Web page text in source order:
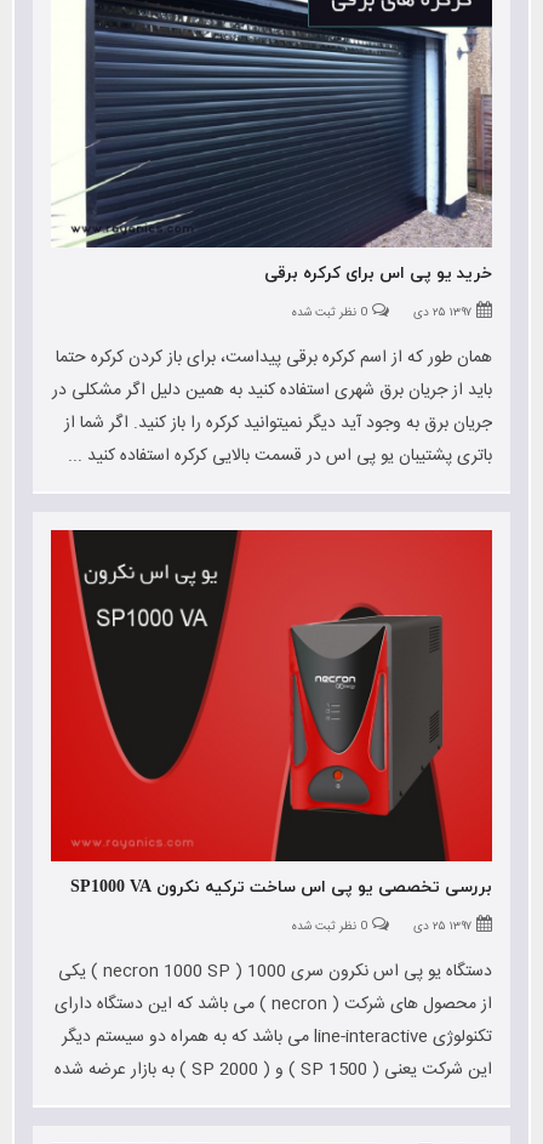
خرید یو پی اس برای کرکره برقی
۱۳۹۷ ۲۵ دی 0 نظر ثبت شده
همان طور که از اسم کرکره برقی پیداست، برای باز کردن کرکره حتما
باید از جریان برق شهری استفاده کنید به همین دلیل اگر مشکلی در
جریان برق به وجود آید دیگر نمیتوانید کرکره را باز کنید. اگر شما از
باتری پشتیبان یو پی اس در قسمت بالایی کرکره استفاده کنید ...
بررسی تخصصی یو پی اس ساخت ترکیه نکرون SP1000 VA
۱۳۹۷ ۲۵ دی 0 نظر ثبت شده
دستگاه یو پی اس نکرون سری 1000 ( necron 1000 SP ) یکی
از محصول های شرکت ( necron ) می باشد که این دستگاه دارای
تکنولوژی line-interactive می باشد که به همراه دو سیستم دیگر
این شرکت یعنی ( 1500 SP ) و ( 2000 SP ) به بازار عرضه شده
است